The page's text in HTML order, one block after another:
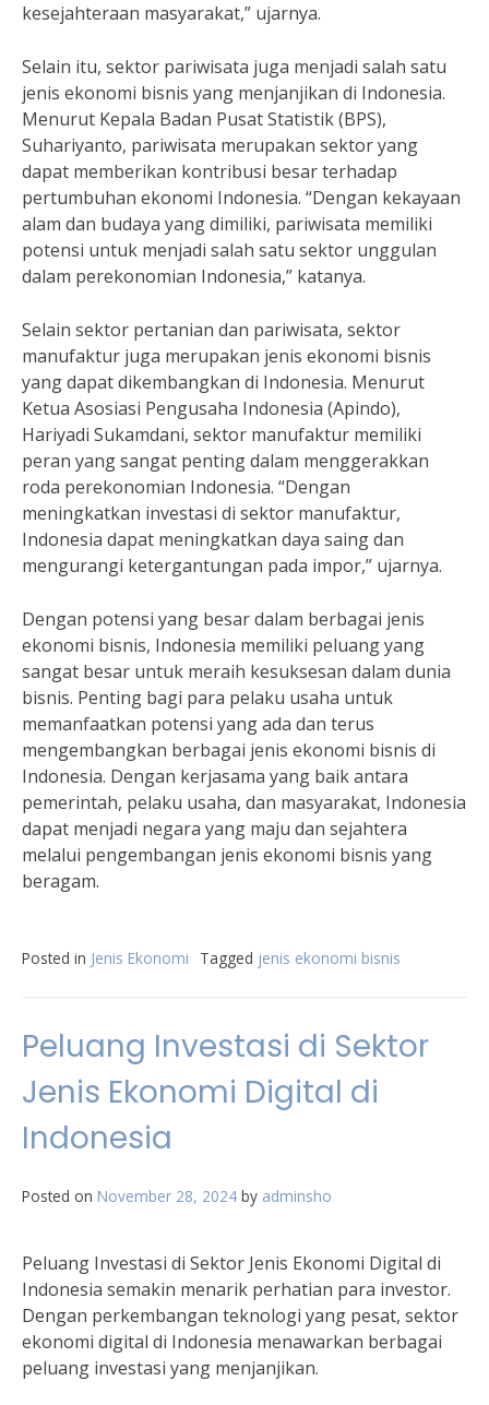
kesejahteraan masyarakat,” ujarnya.
Selain itu, sektor pariwisata juga menjadi salah satu
jenis ekonomi bisnis yang menjanjikan di Indonesia.
Menurut Kepala Badan Pusat Statistik (BPS),
Suhariyanto, pariwisata merupakan sektor yang
dapat memberikan kontribusi besar terhadap
pertumbuhan ekonomi Indonesia. “Dengan kekayaan
alam dan budaya yang dimiliki, pariwisata memiliki
potensi untuk menjadi salah satu sektor unggulan
dalam perekonomian Indonesia,” katanya.
Selain sektor pertanian dan pariwisata, sektor
manufaktur juga merupakan jenis ekonomi bisnis
yang dapat dikembangkan di Indonesia. Menurut
Ketua Asosiasi Pengusaha Indonesia (Apindo),
Hariyadi Sukamdani, sektor manufaktur memiliki
peran yang sangat penting dalam menggerakkan
roda perekonomian Indonesia. “Dengan
meningkatkan investasi di sektor manufaktur,
Indonesia dapat meningkatkan daya saing dan
mengurangi ketergantungan pada impor,” ujarnya.
Dengan potensi yang besar dalam berbagai jenis
ekonomi bisnis, Indonesia memiliki peluang yang
sangat besar untuk meraih kesuksesan dalam dunia
bisnis. Penting bagi para pelaku usaha untuk
memanfaatkan potensi yang ada dan terus
mengembangkan berbagai jenis ekonomi bisnis di
Indonesia. Dengan kerjasama yang baik antara
pemerintah, pelaku usaha, dan masyarakat, Indonesia
dapat menjadi negara yang maju dan sejahtera
melalui pengembangan jenis ekonomi bisnis yang
beragam.
Posted in Jenis Ekonomi Tagged jenis ekonomi bisnis
Peluang Investasi di Sektor
Jenis Ekonomi Digital di
Indonesia
Posted on November 28, 2024 by adminsho
Peluang Investasi di Sektor Jenis Ekonomi Digital di
Indonesia semakin menarik perhatian para investor.
Dengan perkembangan teknologi yang pesat, sektor
ekonomi digital di Indonesia menawarkan berbagai
peluang investasi yang menjanjikan.